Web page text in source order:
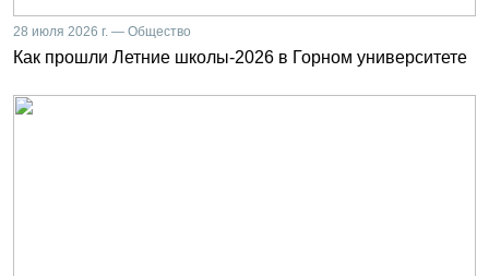
28 июля 2026 г. — Общество
Как прошли Летние школы-2026 в Горном университете